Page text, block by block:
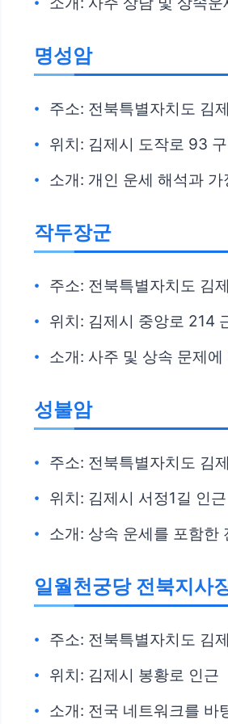
명성암
주소: 전북특별자치도 김
위치: 김제시 도작로 93
소개: 개인 운세 해석과
작두장군
주소: 전북특별자치도 김
위치: 김제시 중앙로 214
소개: 사주 및 상속 문제
성불암
주소: 전북특별자치도 김
위치: 김제시 서정1길 인근
소개: 상속 운세를 포함한
일월천궁당 전북지사
주소: 전북특별자치도 김
위치: 김제시 봉황로 인근
소개: 전국 네트워크를 바